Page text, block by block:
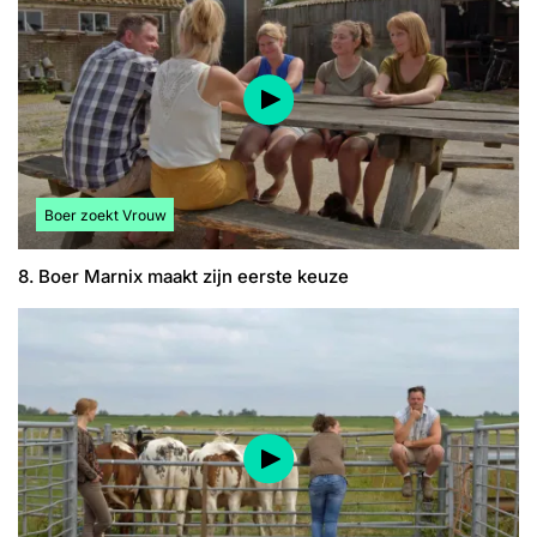
Bekijk meer artikelen over:
Boer zoekt Vrouw
8. Boer Marnix maakt zijn eerste keuze